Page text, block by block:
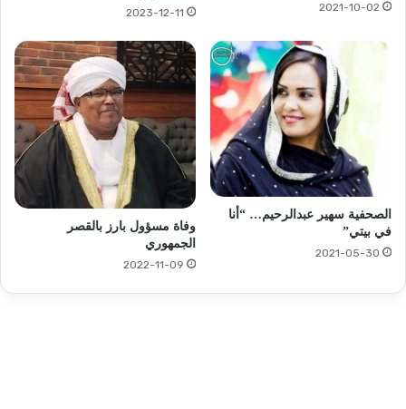
2021-10-02
2023-12-11
الصحفية سهير عبدالرحيم… “أنا
في بيتي”
2021-05-30
وفاة مسؤول بارز بالقصر
الجمهوري
2022-11-09